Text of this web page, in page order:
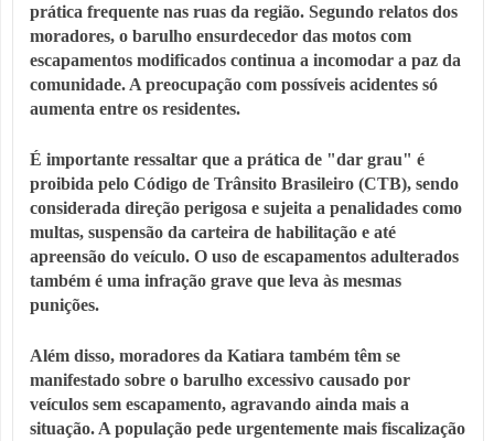
prática frequente nas ruas da região. Segundo relatos dos
moradores, o barulho ensurdecedor das motos com
escapamentos modificados continua a incomodar a paz da
comunidade. A preocupação com possíveis acidentes só
aumenta entre os residentes.
É importante ressaltar que a prática de "dar grau" é
proibida pelo Código de Trânsito Brasileiro (CTB), sendo
considerada direção perigosa e sujeita a penalidades como
multas, suspensão da carteira de habilitação e até
apreensão do veículo. O uso de escapamentos adulterados
também é uma infração grave que leva às mesmas
punições.
Além disso, moradores da Katiara também têm se
manifestado sobre o barulho excessivo causado por
veículos sem escapamento, agravando ainda mais a
situação. A população pede urgentemente mais fiscalização